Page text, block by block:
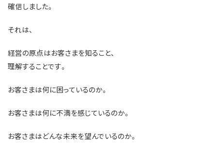
確信しました。
それは、
経営の原点はお客さまを知ること、
理解することです。
お客さまは何に困っているのか。
お客さまは何に不満を感じているのか。
お客さまはどんな未来を望んでいるのか。